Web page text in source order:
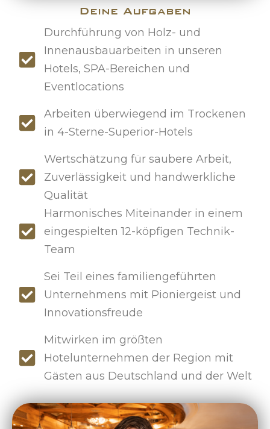
Deine Aufgaben
Durchführung von Holz- und
Innenausbauarbeiten in unseren
Hotels, SPA-Bereichen und
Eventlocations
Arbeiten überwiegend im Trockenen
in 4-Sterne-Superior-Hotels
Wertschätzung für saubere Arbeit,
Zuverlässigkeit und handwerkliche
Qualität
Harmonisches Miteinander in einem
eingespielten 12-köpfigen Technik-
Team
Sei Teil eines familiengeführten
Unternehmens mit Pioniergeist und
Innovationsfreude
Mitwirken im größten
Hotelunternehmen der Region mit
Gästen aus Deutschland und der Welt